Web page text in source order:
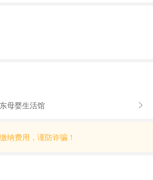
母婴生活馆
纳费用，谨防诈骗！